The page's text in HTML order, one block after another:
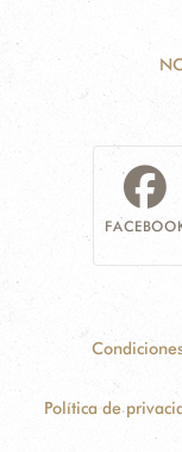
Política de